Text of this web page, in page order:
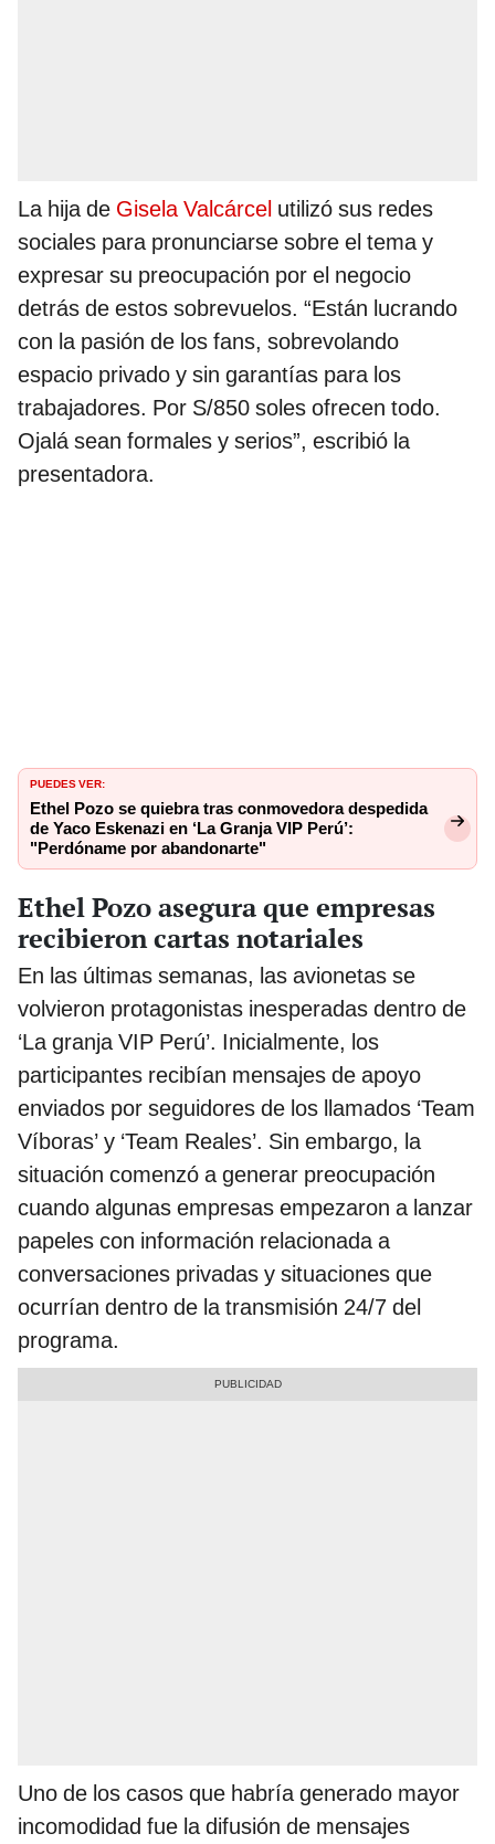
La hija de Gisela Valcárcel utilizó sus redes
sociales para pronunciarse sobre el tema y
expresar su preocupación por el negocio
detrás de estos sobrevuelos. “Están lucrando
con la pasión de los fans, sobrevolando
espacio privado y sin garantías para los
trabajadores. Por S/850 soles ofrecen todo.
Ojalá sean formales y serios”, escribió la
presentadora.
PUEDES VER:
Ethel Pozo se quiebra tras conmovedora despedida
de Yaco Eskenazi en ‘La Granja VIP Perú’:
"Perdóname por abandonarte"
Ethel Pozo asegura que empresas
recibieron cartas notariales
En las últimas semanas, las avionetas se
volvieron protagonistas inesperadas dentro de
‘La granja VIP Perú’. Inicialmente, los
participantes recibían mensajes de apoyo
enviados por seguidores de los llamados ‘Team
Víboras’ y ‘Team Reales’. Sin embargo, la
situación comenzó a generar preocupación
cuando algunas empresas empezaron a lanzar
papeles con información relacionada a
conversaciones privadas y situaciones que
ocurrían dentro de la transmisión 24/7 del
programa.
Uno de los casos que habría generado mayor
incomodidad fue la difusión de mensajes